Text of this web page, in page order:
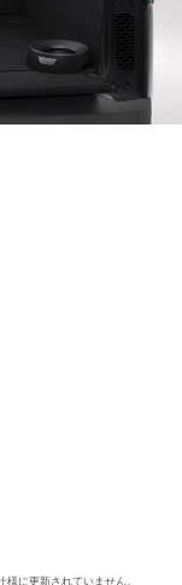
に更新されていません。